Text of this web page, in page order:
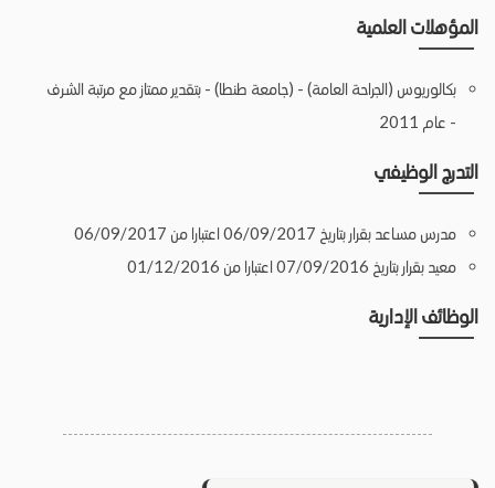
المؤهلات العلمية
بكالوريوس (الجراحة العامة) - (جامعة طنطا) - بتقدير ممتاز مع مرتبة الشرف
- عام 2011
التدرج الوظيفي
مدرس مساعد بقرار بتاريخ 06/09/2017 اعتبارا من 06/09/2017
معيد بقرار بتاريخ 07/09/2016 اعتبارا من 01/12/2016
الوظائف الإدارية